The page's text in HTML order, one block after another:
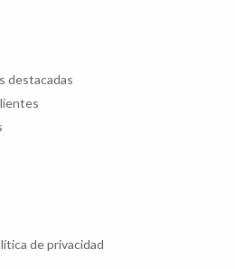
destacadas
de privacidad